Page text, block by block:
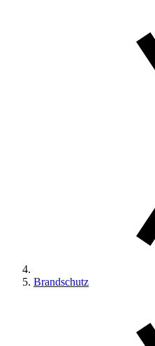
Brandschutz